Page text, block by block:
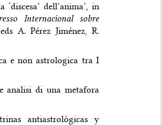
dell’anima’, in
Internacional sobre
A. Pérez Jiménez, R.
e non astrologica tra I
analisi di una metafora
antiastrolόgicas y